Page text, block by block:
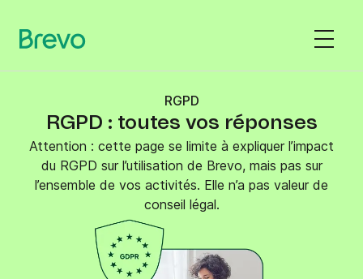
RGPD
RGPD : toutes vos réponses
Attention : cette page se limite à expliquer l’impact
du RGPD sur l’utilisation de Brevo, mais pas sur
l’ensemble de vos activités. Elle n’a pas valeur de
conseil légal.